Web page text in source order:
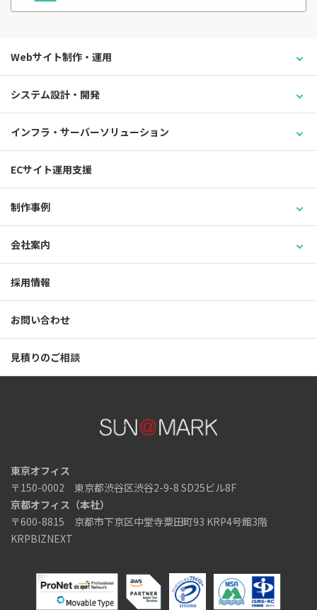
Webサイト制作・運用
システム設計・開発
インフラ・サーバーソリューション
ECサイト運用支援
制作事例
会社案内
採用情報
お問い合わせ
見積りのご相談
東京オフィス
〒150-0002 東京都渋谷区渋谷2-9-8 SD25ビル8F
京都オフィス（本社）
〒600-8815 京都市下京区中堂寺粟田町93 KRP4号館3階
KRPBIZNEXT